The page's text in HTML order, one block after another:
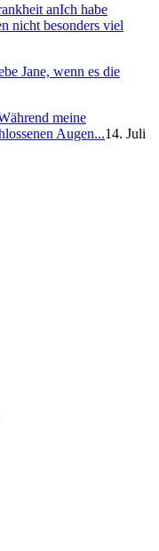
anIch habe
nicht besonders viel
Jane, wenn es die
meine
Augen...14. Juli